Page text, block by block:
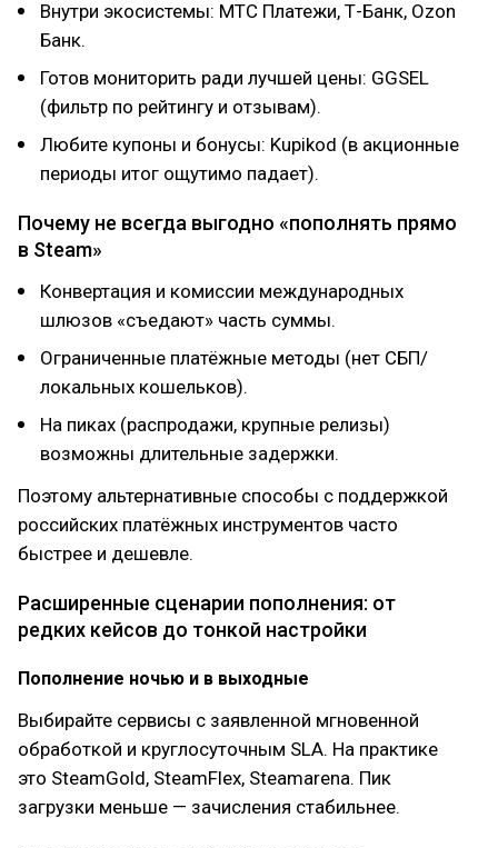
Внутри экосистемы: МТС Платежи, Т-Банк, Ozon
Банк.
Готов мониторить ради лучшей цены: GGSEL
(фильтр по рейтингу и отзывам).
Любите купоны и бонусы: Kupikod (в акционные
периоды итог ощутимо падает).
Почему не всегда выгодно «пополнять прямо
в Steam»
Конвертация и комиссии международных
шлюзов «съедают» часть суммы.
Ограниченные платёжные методы (нет СБП/
локальных кошельков).
На пиках (распродажи, крупные релизы)
возможны длительные задержки.
Поэтому альтернативные способы с поддержкой
российских платёжных инструментов часто
быстрее и дешевле.
Расширенные сценарии пополнения: от
редких кейсов до тонкой настройки
Пополнение ночью и в выходные
Выбирайте сервисы с заявленной мгновенной
обработкой и круглосуточным SLA. На практике
это SteamGold, SteamFlex, Steamarena. Пик
загрузки меньше — зачисления стабильнее.